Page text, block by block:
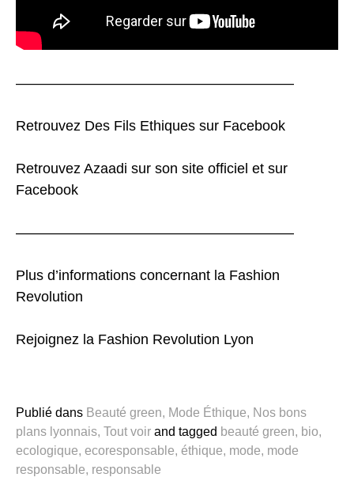
———————————————————–
Retrouvez Des Fils Ethiques sur Facebook
Retrouvez Azaadi sur son site officiel et sur
Facebook
———————————————————–
Plus d’informations concernant la Fashion
Revolution
Rejoignez la Fashion Revolution Lyon
Publié dans Beauté green, Mode Éthique, Nos bons
plans lyonnais, Tout voir and tagged beauté green, bio,
ecologique, ecoresponsable, éthique, mode, mode
responsable, responsable